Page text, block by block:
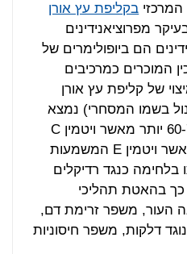
בקליפת עץ אורן
מפרוציאנידינים
הם ביופולימרים של
המוכרים כמרכיבים
של קליפת עץ אורן
בשמו המסחרי) נמצא
יעיל בערכים של עד פי 60-70 יותר מאשר ויטמין C
ויעילות של פי 25 יותר מאשר ויטמין E המשמעות
בלחימה כנגד רדיקלים
כך בהאטת תהליכי
העור, משפר זרימת דם,
דלקות, משפר חיסוניות